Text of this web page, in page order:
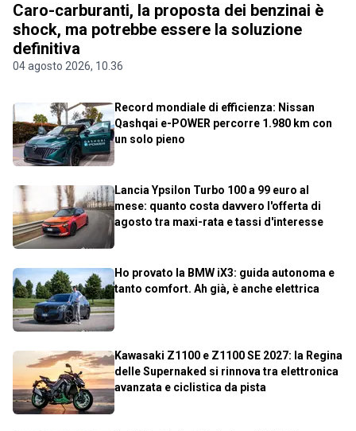
Caro-carburanti, la proposta dei benzinai è
shock, ma potrebbe essere la soluzione
definitiva
04 agosto 2026, 10.36
Record mondiale di efficienza: Nissan
Qashqai e-POWER percorre 1.980 km con
un solo pieno
Lancia Ypsilon Turbo 100 a 99 euro al
mese: quanto costa davvero l'offerta di
agosto tra maxi-rata e tassi d'interesse
Ho provato la BMW iX3: guida autonoma e
tanto comfort. Ah già, è anche elettrica
Kawasaki Z1100 e Z1100 SE 2027: la Regina
delle Supernaked si rinnova tra elettronica
avanzata e ciclistica da pista